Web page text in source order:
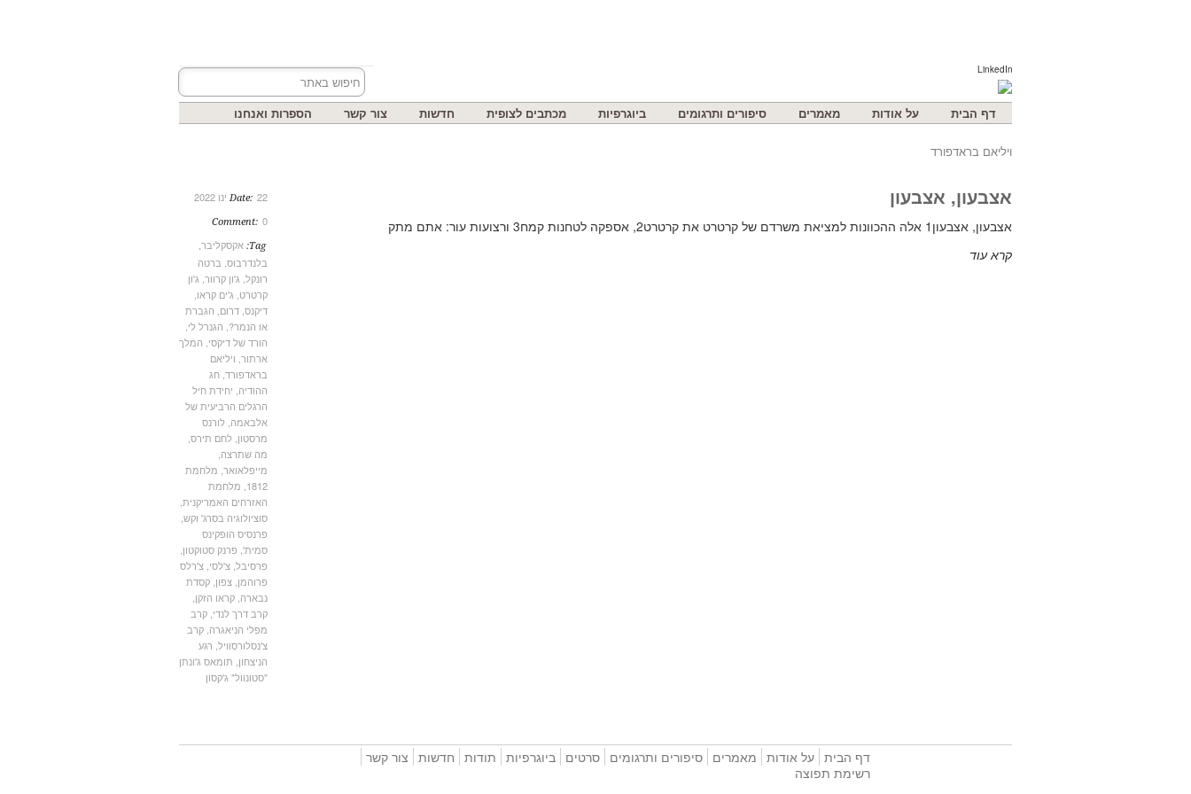
LinkedIn
דף הבית על אודות מאמרים סיפורים ותרגומים ביוגרפיות מכתבים לצופית חדשות צור קשר הספרות ואנחנו
ויליאם בראדפורד
Date: 22 ינו 2022
Comment: 0
Tag: אקסקליבר
בלנדרבוס ברטה
רונקל ג'ון קרוור ג'ון
קרטרט ג'ים קראו
דיקנס דרום הגברת
או הנמר? הגנרל לי
הורד של דיקסי המלך
ארתור ויליאם
בראדפורד חג
ההודיה יחידת חיל
הרגלים הרביעית של
אלבאמה לורנס
מרסטון לחם תירס
מה שתרצה
מייפלאואר מלחמת
1812 מלחמת
האזרחים האמריקנית
סוציולוגיה בסרג' וקש
פרנסיס הופקינס
סמית' פרנק סטוקטון
פרסיבל צ'לסי צ'רלס
פרוהמן צפון קסדת
נבארה קראו הזקן
קרב דרך לנדי קרב
מפלי הניאגרה קרב
צ'נסלורסוויל רגע
הניצחון תומאס ג'ונתן
"סטונוול" ג'קסון
אצבעון, אצבעון
אצבעון, אצבעון1 אלה ההכוונות למציאת משרדם של קרטרט את קרטרט2, אספקה לטחנות קמח3 ורצועות עור: אתם מתק
קרא עוד
דף הבית על אודות מאמרים סיפורים ותרגומים סרטים ביוגרפיות תודות חדשות צור קשר
רשימת תפוצה